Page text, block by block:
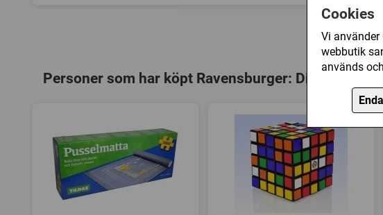
Cookies
Vi
webbutik
används
Personer som har köpt Ravensburger: Disney -